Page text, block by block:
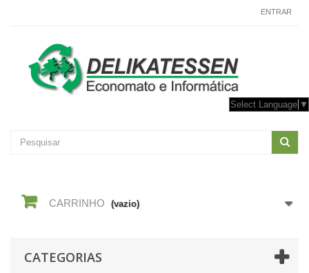
ENTRAR
Select Language ▼
CARRINHO (vazio)
CATEGORIAS